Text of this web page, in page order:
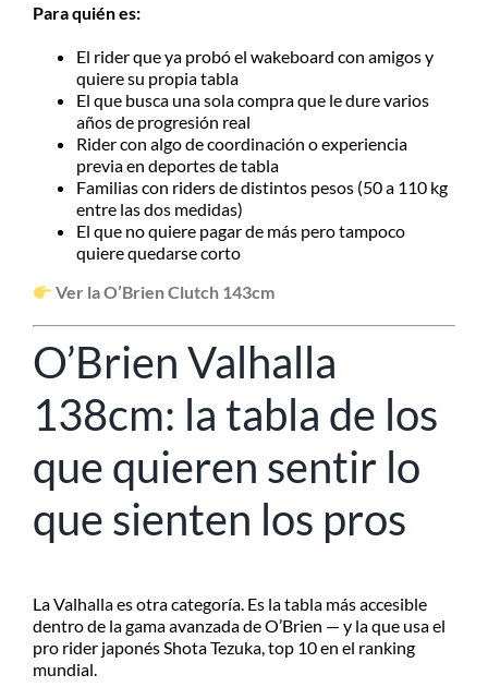
Para quién es:
El rider que ya probó el wakeboard con amigos y
quiere su propia tabla
El que busca una sola compra que le dure varios
años de progresión real
Rider con algo de coordinación o experiencia
previa en deportes de tabla
Familias con riders de distintos pesos (50 a 110 kg
entre las dos medidas)
El que no quiere pagar de más pero tampoco
quiere quedarse corto
Ver la O’Brien Clutch 143cm
O’Brien Valhalla
138cm: la tabla de los
que quieren sentir lo
que sienten los pros
La Valhalla es otra categoría. Es la tabla más accesible
dentro de la gama avanzada de O’Brien — y la que usa el
pro rider japonés Shota Tezuka, top 10 en el ranking
mundial.